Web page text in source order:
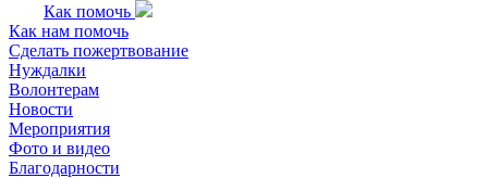
Как помочь
Как нам помочь
Сделать пожертвование
Нуждалки
Волонтерам
Новости
Мероприятия
Фото и видео
Благодарности